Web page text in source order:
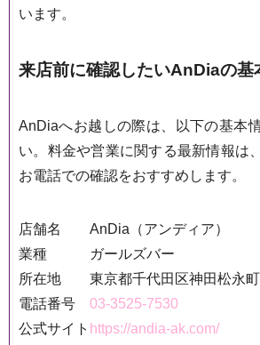
います。
来店前に確認したいAnDiaの基
AnDiaへお越しの際は、以下の基本
い。料金や営業に関する最新情報は
お電話での確認をおすすめします。
店舗名
AnDia（アンディア）
業種
ガールズバー
所在地
東京都千代田区神田松永
電話番号
03-3525-7530
公式サイト https://andia-ak.com/